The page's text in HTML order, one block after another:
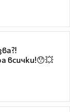
всички!😯💥